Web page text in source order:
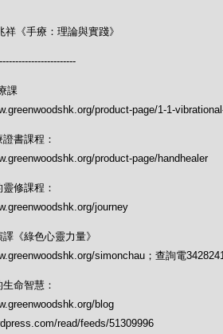
祥《手療：理論與實踐》
課
product-page/1-1-
書課程：
product-page/handhealer
修課程：
journey
《綠色心靈力量》
simonchau；查詢電
命智慧：
blog
read/feeds/51309996